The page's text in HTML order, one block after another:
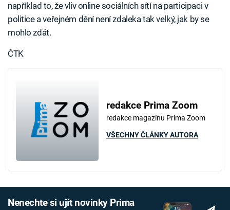
například to, že vliv online sociálních sítí na participaci v
politice a veřejném dění není zdaleka tak velký, jak by se
mohlo zdát.
ČTK
redakce Prima Zoom
redakce magazínu Prima Zoom
VŠECHNY ČLÁNKY AUTORA
Nenechte si ujít novinky Prima